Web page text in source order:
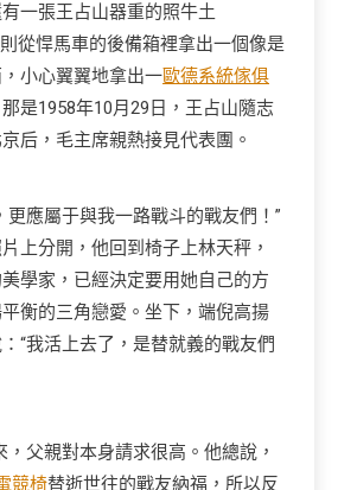
張王占山器重的照牛土
從悍馬車的後備箱裡拿出一個像是
小心翼翼地拿出一歐德系統傢俱
是1958年10月29日，王占山隨志
后，毛主席親熱接見代表團。
應屬于與我一路戰斗的戰友們！”
上分開，他回到椅子上林天秤，
學家，已經決定要用她自己的方
衡的三角戀愛。坐下，端倪高揚
“我活上去了，是替就義的戰友們
父親對本身請求很高。他總說，
競椅替逝世往的戰友納福，所以反